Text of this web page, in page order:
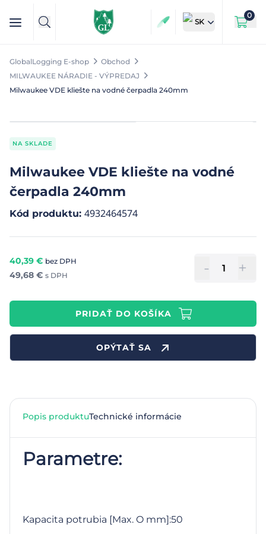
SK
0
GlobalLogging E-shop
Obchod
MILWAUKEE NÁRADIE - VÝPREDAJ
Milwaukee VDE kliešte na vodné čerpadla 240mm
NA SKLADE
Milwaukee VDE kliešte na vodné
čerpadla 240mm
Kód produktu: 4932464574
40,39 € bez DPH
49,68 € s DPH - +
PRIDAŤ DO KOŠÍKA
OPÝTAŤ SA
Popis produktuTechnické informácie
Parametre:
Kapacita potrubia [Max. O mm]:50